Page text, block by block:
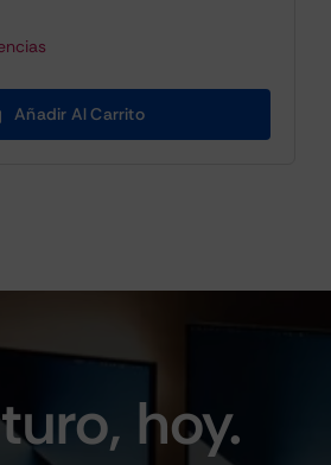
Añadir Al Carrito
hoy.